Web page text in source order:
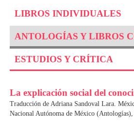
LIBROS INDIVIDUALES
ANTOLOGÍAS Y LIBROS
ESTUDIOS Y CRÍTICA
La explicación social del
Traducción de Adriana Sandoval Lara.
Nacional Autónoma de México (Antologías),